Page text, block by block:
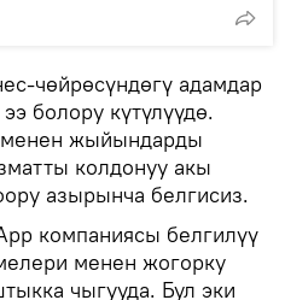
чөйрөсүндөгү адамдар
болору күтүлүүдө.
жыйындарды
колдонуу акы
азырынча белгисиз.
компаниясы белгилүү
менен жогорку
чыгууда. Бул эки